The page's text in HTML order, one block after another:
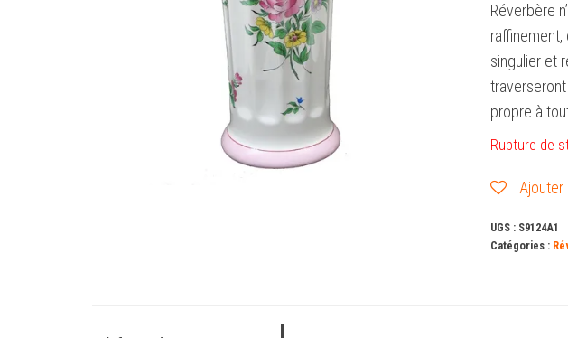
Réverbère
singulier et
propre à
Rupture de
Ajouter
UGS : S9124A1
Catégories :